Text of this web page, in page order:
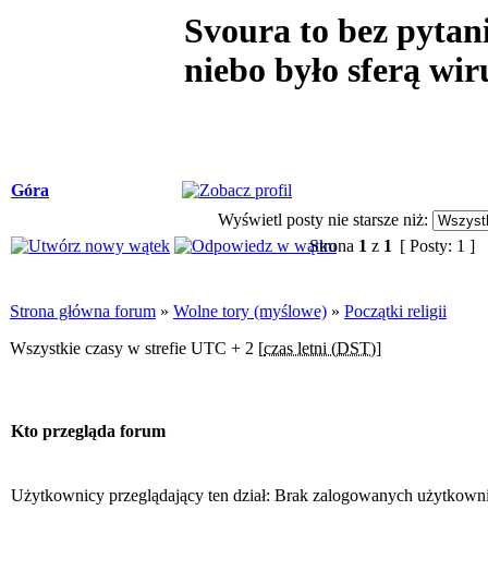
Svoura to bez
niebo było sferą
Góra
Wyświetl posty nie starsze niż:
Strona 1 z 1 [ Posty: 1 ]
Strona główna forum » Wolne tory (myślowe) » Początki religii
Wszystkie czasy w strefie UTC + 2 [czas letni (DST)]
Kto przegląda forum
Użytkownicy przeglądający ten dział: Brak zalogowanych